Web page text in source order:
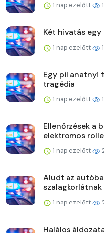
1 nap ezelőtt
Két hivatás egy
1 nap ezelőtt
Egy pillanatnyi
tragédia
1 nap ezelőtt
Ellenőrzések a
elektromos
1 nap ezelőtt
Aludt az
szalagkorlátnak
1 nap ezelőtt
Halálos